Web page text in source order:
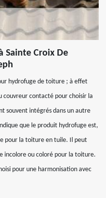
Sainte Croix De
hydrofuge de toiture ; à effet
contacté pour choisir la
souvent intégrés dans un autre
que le produit hydrofuge est,
pour la toiture en tuile. Il peut
incolore ou coloré pour la toiture.
pour une harmonisation avec